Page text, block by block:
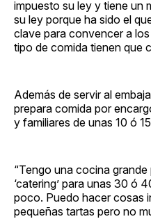
impuesto su ley y tiene un
su ley porque ha sido el
clave para convencer a
tipo de comida tienen que
Además de servir al
prepara comida por
y familiares de unas 10 ó
“Tengo una cocina
‘catering’ para unas 30 ó
poco. Puedo hacer cosas
pequeñas tartas pero no